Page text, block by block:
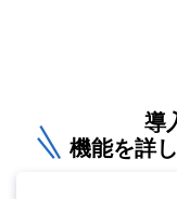
導
機能を詳